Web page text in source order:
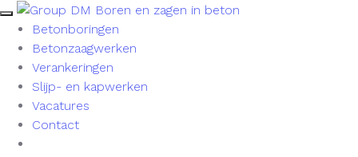
Betonboringen
Betonzaagwerken
Verankeringen
Slijp- en kapwerken
Vacatures
Contact